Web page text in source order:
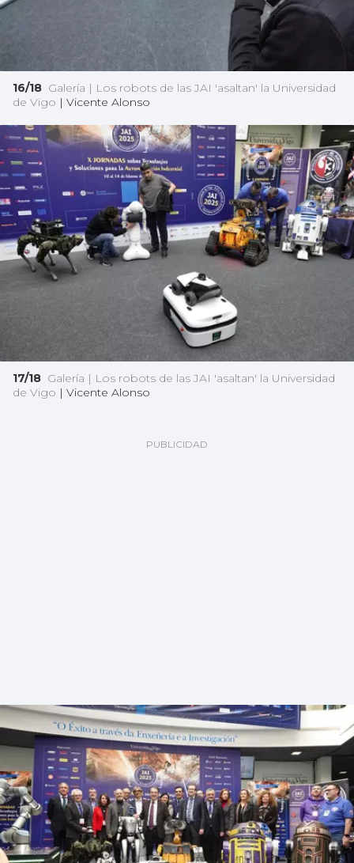
16/18 Galería | Los robots de las JAI 'asaltan' la Universidad
de Vigo | Vicente Alonso
17/18 Galería | Los robots de las JAI 'asaltan' la Universidad
de Vigo | Vicente Alonso